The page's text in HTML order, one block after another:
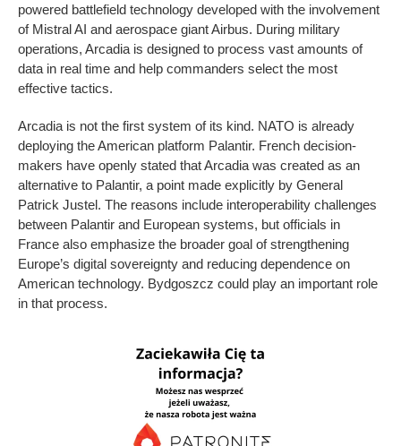
powered battlefield technology developed with the involvement
of Mistral AI and aerospace giant Airbus. During military
operations, Arcadia is designed to process vast amounts of
data in real time and help commanders select the most
effective tactics.
Arcadia is not the first system of its kind. NATO is already
deploying the American platform Palantir. French decision-
makers have openly stated that Arcadia was created as an
alternative to Palantir, a point made explicitly by General
Patrick Justel. The reasons include interoperability challenges
between Palantir and European systems, but officials in
France also emphasize the broader goal of strengthening
Europe’s digital sovereignty and reducing dependence on
American technology. Bydgoszcz could play an important role
in that process.